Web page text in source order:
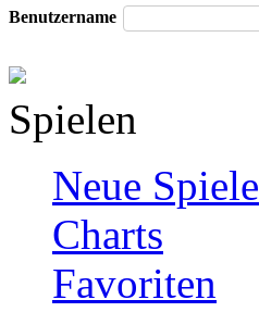
Benutzername
Spielen
Neue Spiele
Charts
Favoriten